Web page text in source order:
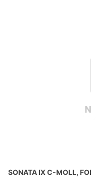
SONATA IX C-MOLL,